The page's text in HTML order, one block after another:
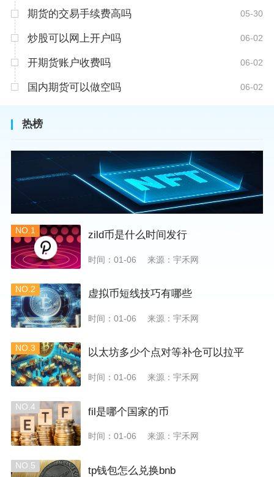
期货的交易手续费高吗 05-30
炒股可以网上开户吗 06-02
开期货账户收费吗 06-02
国内期货可以做空吗 06-02
热榜
NO.1 zild币是什么时间发行
时间：01-06 来源：宇禾网
NO.2 虚拟币短线技巧有哪些
时间：01-06 来源：宇禾网
NO.3 以太坊多少个点对等补仓可以拉平
时间：01-06 来源：宇禾网
NO.4 fil是哪个国家的币
时间：01-06 来源：宇禾网
NO.5 tp钱包怎么兑换bnb